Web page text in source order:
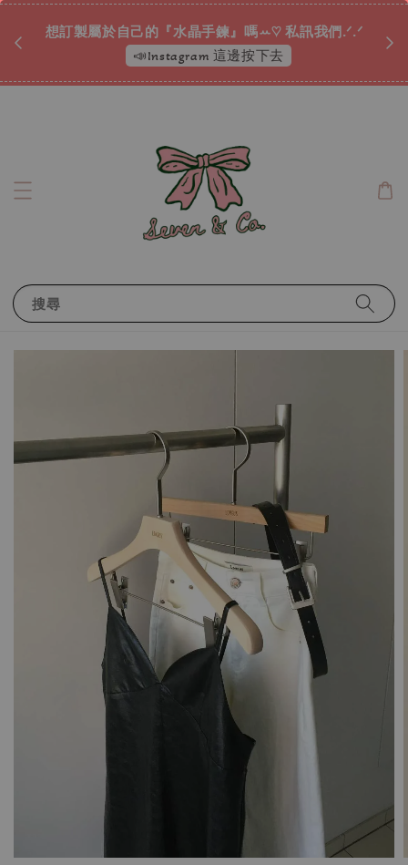
想訂製屬於自己的『水晶手鍊』嗎ꕀ♡ 私訊我們.ᐟ.ᐟ
📣Instagram 這邊按下去
搜尋